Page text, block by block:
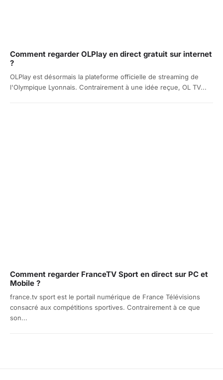
Comment regarder OLPlay en direct gratuit sur internet
?
OLPlay est désormais la plateforme officielle de streaming de
l'Olympique Lyonnais. Contrairement à une idée reçue, OL TV...
Comment regarder FranceTV Sport en direct sur PC et
Mobile ?
france.tv sport est le portail numérique de France Télévisions
consacré aux compétitions sportives. Contrairement à ce que
son...